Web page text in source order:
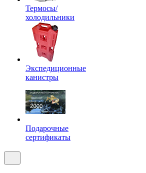
Термосы/
холодильники
Экспедиционные
канистры
Подарочные
сертификаты